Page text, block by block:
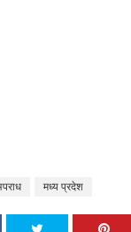
मध्य प्रदेश